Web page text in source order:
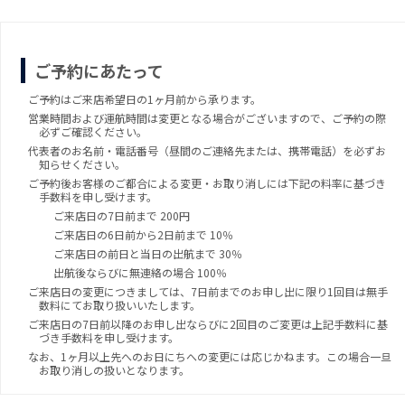
ご予約にあたって
ご予約はご来店希望日の1ヶ月前から承ります。
営業時間および運航時間は変更となる場合がございますので、ご予約の際
必ずご確認ください。
代表者のお名前・電話番号（昼間のご連絡先または、携帯電話）を必ずお
知らせください。
ご予約後お客様のご都合による変更・お取り消しには下記の料率に基づき
手数料を申し受けます。
ご来店日の7日前まで 200円
ご来店日の6日前から2日前まで 10％
ご来店日の前日と当日の出航まで 30％
出航後ならびに無連絡の場合 100％
ご来店日の変更につきましては、7日前までのお申し出に限り1回目は無手
数料にてお取り扱いいたします。
ご来店日の7日前以降のお申し出ならびに2回目のご変更は上記手数料に基
づき手数料を申し受けます。
なお、1ヶ月以上先へのお日にちへの変更には応じかねます。この場合一旦
お取り消しの扱いとなります。